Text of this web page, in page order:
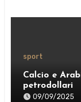
sport
Calcio e
petrodollari
09/09/2025